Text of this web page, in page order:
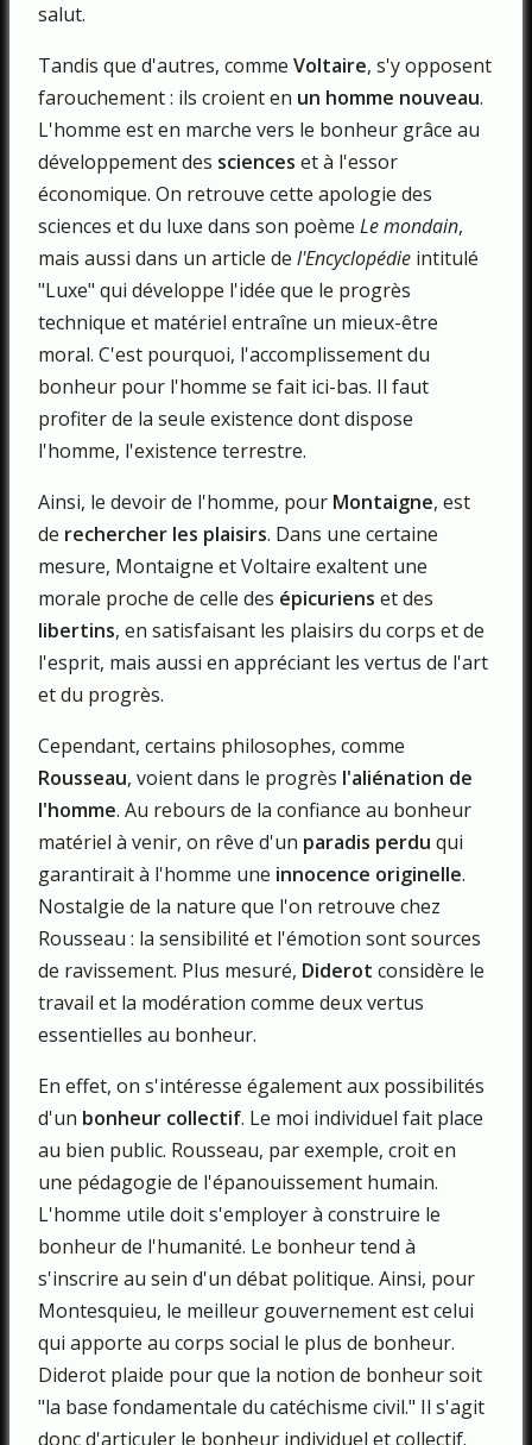
salut.
Tandis que d'autres, comme Voltaire, s'y opposent
farouchement : ils croient en un homme nouveau.
L'homme est en marche vers le bonheur grâce au
développement des sciences et à l'essor
économique. On retrouve cette apologie des
sciences et du luxe dans son poème Le mondain,
mais aussi dans un article de l'Encyclopédie intitulé
"Luxe" qui développe l'idée que le progrès
technique et matériel entraîne un mieux-être
moral. C'est pourquoi, l'accomplissement du
bonheur pour l'homme se fait ici-bas. Il faut
profiter de la seule existence dont dispose
l'homme, l'existence terrestre.
Ainsi, le devoir de l'homme, pour Montaigne, est
de rechercher les plaisirs. Dans une certaine
mesure, Montaigne et Voltaire exaltent une
morale proche de celle des épicuriens et des
libertins, en satisfaisant les plaisirs du corps et de
l'esprit, mais aussi en appréciant les vertus de l'art
et du progrès.
Cependant, certains philosophes, comme
Rousseau, voient dans le progrès l'aliénation de
l'homme. Au rebours de la confiance au bonheur
matériel à venir, on rêve d'un paradis perdu qui
garantirait à l'homme une innocence originelle.
Nostalgie de la nature que l'on retrouve chez
Rousseau : la sensibilité et l'émotion sont sources
de ravissement. Plus mesuré, Diderot considère le
travail et la modération comme deux vertus
essentielles au bonheur.
En effet, on s'intéresse également aux possibilités
d'un bonheur collectif. Le moi individuel fait place
au bien public. Rousseau, par exemple, croit en
une pédagogie de l'épanouissement humain.
L'homme utile doit s'employer à construire le
bonheur de l'humanité. Le bonheur tend à
s'inscrire au sein d'un débat politique. Ainsi, pour
Montesquieu, le meilleur gouvernement est celui
qui apporte au corps social le plus de bonheur.
Diderot plaide pour que la notion de bonheur soit
"la base fondamentale du catéchisme civil." Il s'agit
donc d'articuler le bonheur individuel et collectif.